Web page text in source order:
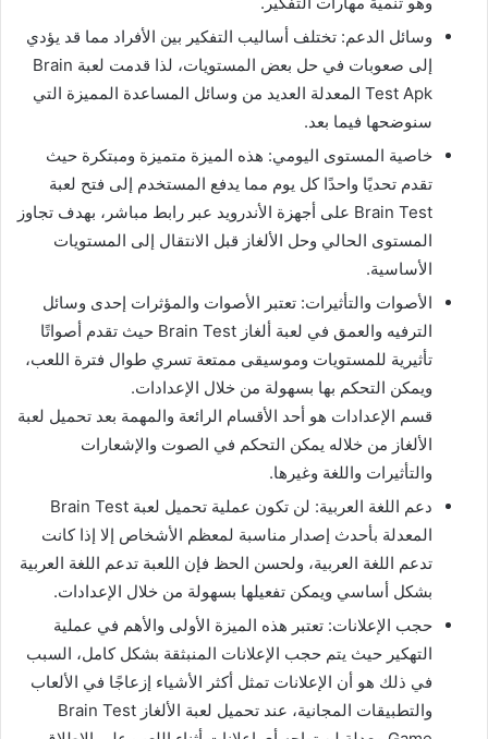
وسائل الدعم: تختلف أساليب التفكير بين الأفراد مما قد يؤدي
إلى صعوبات في حل بعض المستويات، لذا قدمت لعبة Brain
Test Apk المعدلة العديد من وسائل المساعدة المميزة التي
سنوضحها فيما بعد.
خاصية المستوى اليومي: هذه الميزة متميزة ومبتكرة حيث
تقدم تحديًا واحدًا كل يوم مما يدفع المستخدم إلى فتح لعبة
Brain Test على أجهزة الأندرويد عبر رابط مباشر، بهدف تجاوز
المستوى الحالي وحل الألغاز قبل الانتقال إلى المستويات
الأساسية.
الأصوات والتأثيرات: تعتبر الأصوات والمؤثرات إحدى وسائل
الترفيه والعمق في لعبة ألغاز Brain Test حيث تقدم أصواتًا
تأثيرية للمستويات وموسيقى ممتعة تسري طوال فترة اللعب،
ويمكن التحكم بها بسهولة من خلال الإعدادات.
قسم الإعدادات هو أحد الأقسام الرائعة والمهمة بعد تحميل لعبة
الألغاز من خلاله يمكن التحكم في الصوت والإشعارات
والتأثيرات واللغة وغيرها.
دعم اللغة العربية: لن تكون عملية تحميل لعبة Brain Test
المعدلة بأحدث إصدار مناسبة لمعظم الأشخاص إلا إذا كانت
تدعم اللغة العربية، ولحسن الحظ فإن اللعبة تدعم اللغة العربية
بشكل أساسي ويمكن تفعيلها بسهولة من خلال الإعدادات.
حجب الإعلانات: تعتبر هذه الميزة الأولى والأهم في عملية
التهكير حيث يتم حجب الإعلانات المنبثقة بشكل كامل، السبب
في ذلك هو أن الإعلانات تمثل أكثر الأشياء إزعاجًا في الألعاب
والتطبيقات المجانية، عند تحميل لعبة الألغاز Brain Test